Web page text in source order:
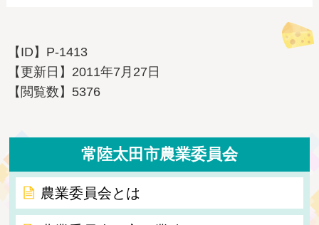
【ID】 P-1413
【更新日】 2011年7月27日
【閲覧数】 5376
常陸太田市農業委員会
農業委員会とは